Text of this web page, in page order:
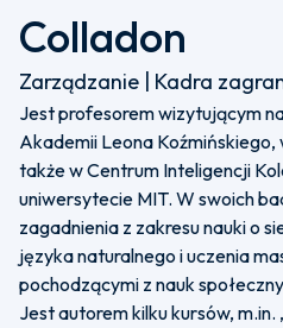
Colladon
Zarządzanie | Kadra
Jest profesorem wizytującym
Akademii Leona Koźmińskiego,
także w Centrum Inteligencji
uniwersytecie MIT. W swoich
zagadnienia z zakresu nauki o
języka naturalnego i uczenia
pochodzącymi z nauk
Jest autorem kilku kursów,